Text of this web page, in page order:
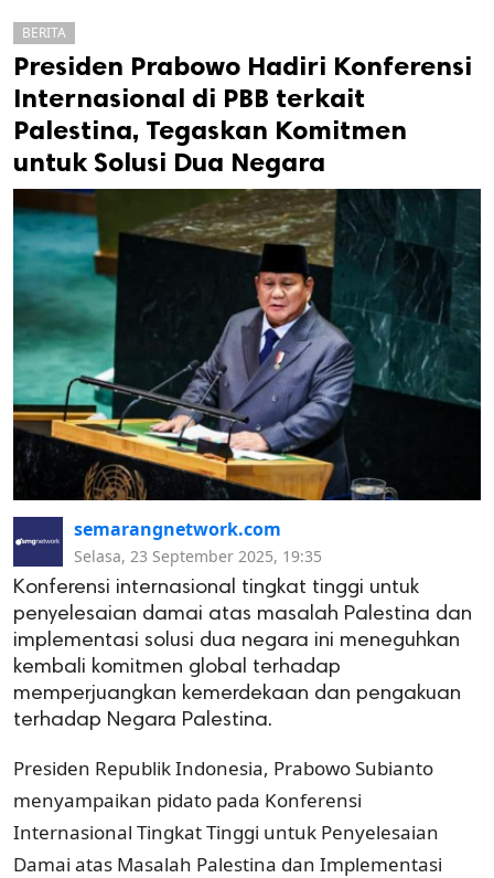
cipta.
BERITA
Presiden Prabowo Hadiri Konferensi
Internasional di PBB terkait
Palestina, Tegaskan Komitmen
untuk Solusi Dua Negara
semarangnetwork.com
Selasa, 23 September 2025, 19:35
Konferensi internasional tingkat tinggi untuk
penyelesaian damai atas masalah Palestina dan
implementasi solusi dua negara ini meneguhkan
kembali komitmen global terhadap
memperjuangkan kemerdekaan dan pengakuan
terhadap Negara Palestina.
Presiden Republik Indonesia, Prabowo Subianto
menyampaikan pidato pada Konferensi
Internasional Tingkat Tinggi untuk Penyelesaian
Damai atas Masalah Palestina dan Implementasi